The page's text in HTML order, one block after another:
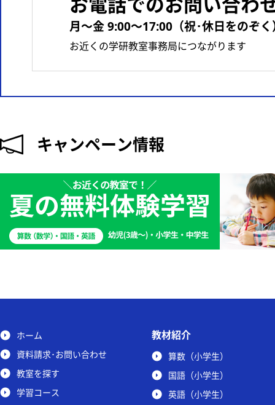
月〜金 9:00〜17:00（祝･休日をのぞく
お近くの学研教室事務局につながります
キャンペーン情報
ホーム
資料請求･お問い合わせ
教室を探す
学習コース
教材紹介
算数（小学生）
国語（小学生）
英語（小学生）